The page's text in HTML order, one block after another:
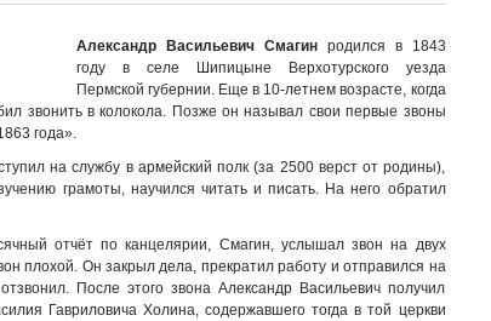
Александр Васильевич Смагинродился в 1843
году в селе Шипицыне Верхотурского уезда
Пермской губернии. Еще в 10-летнем возрасте, когда
звонить в колокола. Позже он называл свои первые звоны
года».
на службу в армейский полк (за 2500 верст от родины),
грамоты, научился читать и писать. На него обратил
отчёт по канцелярии, Смагин, услышал звон на двух
плохой. Он закрыл дела, прекратил работу и отправился на
После этого звона Александр Васильевич получил
Гавриловича Холина, содержавшего тогда в той церкви